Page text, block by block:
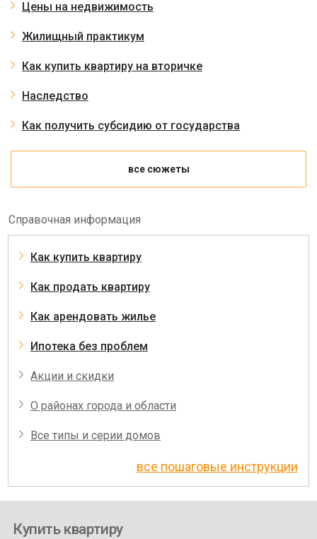
Цены на недвижимость
Жилищный практикум
Как купить квартиру на вторичке
Наследство
Как получить субсидию от государства
все сюжеты
Справочная информация
Как купить квартиру
Как продать квартиру
Как арендовать жилье
Ипотека без проблем
Акции и скидки
О районах города и области
Все типы и серии домов
все пошаговые инструкции
Купить квартиру